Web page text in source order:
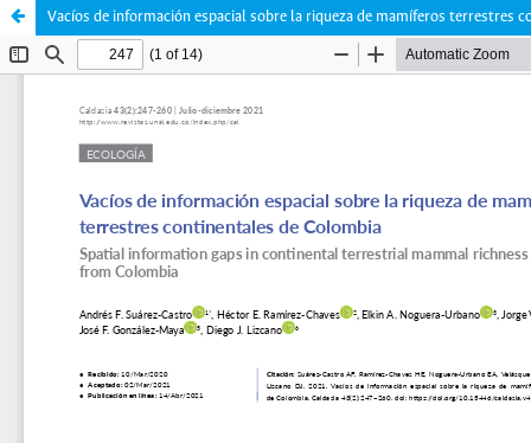
Vacíos de información espacial sobre la riqueza de mamíferos terrestres